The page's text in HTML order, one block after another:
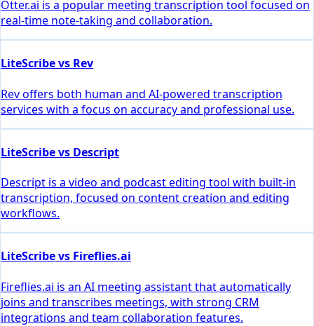
Otter.ai is a popular meeting transcription tool focused on
real-time note-taking and collaboration.
LiteScribe vs Rev
Rev offers both human and AI-powered transcription
services with a focus on accuracy and professional use.
LiteScribe vs Descript
Descript is a video and podcast editing tool with built-in
transcription, focused on content creation and editing
workflows.
LiteScribe vs Fireflies.ai
Fireflies.ai is an AI meeting assistant that automatically
joins and transcribes meetings, with strong CRM
integrations and team collaboration features.